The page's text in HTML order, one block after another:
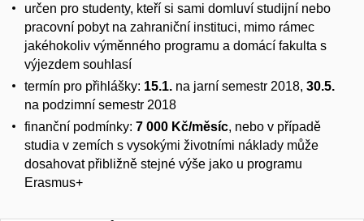
určen pro studenty, kteří si sami domluví studijní nebo
pracovní pobyt na zahraniční instituci, mimo rámec
jakéhokoliv výměnného programu a domácí fakulta s
výjezdem souhlasí
termín pro přihlášky: 15.1. na jarní semestr 2018, 30.5.
na podzimní semestr 2018
finanční podmínky: 7 000 Kč/měsíc, nebo v případě
studia v zemích s vysokými životními náklady může
dosahovat přibližně stejné výše jako u programu
Erasmus+